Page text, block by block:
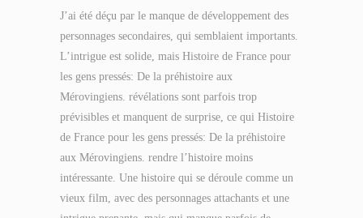
J’ai été déçu par le manque de développement des
personnages secondaires, qui semblaient importants.
L’intrigue est solide, mais Histoire de France pour
les gens pressés: De la préhistoire aux
Mérovingiens. révélations sont parfois trop
prévisibles et manquent de surprise, ce qui Histoire
de France pour les gens pressés: De la préhistoire
aux Mérovingiens. rendre l’histoire moins
intéressante. Une histoire qui se déroule comme un
vieux film, avec des personnages attachants et une